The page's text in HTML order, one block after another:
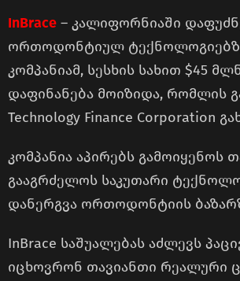
InBrace – კალიფორნიაში
ორთოდონტიულ
კომპანიამ, სესხის სახით $45
დაფინანება მოიზიდა, რომლის
Technology Finance Corporation
კომპანია აპირებს გამოიყენოს
გააგრძელოს საკუთარი
დანერგვა ორთოდონტიის
InBrace საშუალებას აძლევს
იცხოვრონ თავიანთი რეალური